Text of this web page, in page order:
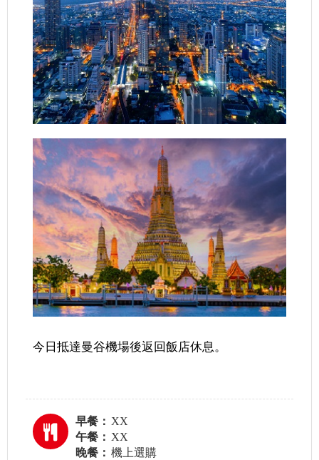
今日抵達曼谷機場後返回飯店休息。
早餐： XX
午餐： XX
晚餐： 機上選購